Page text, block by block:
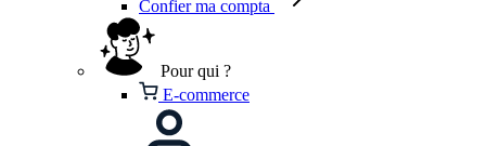
Confier ma compta
Pour qui ?
E-commerce